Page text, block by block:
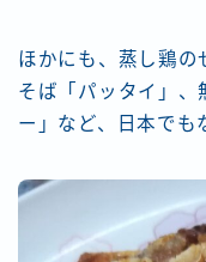
ほかにも、蒸し鶏の
そば「パッタイ」、
ー」など、日本でも